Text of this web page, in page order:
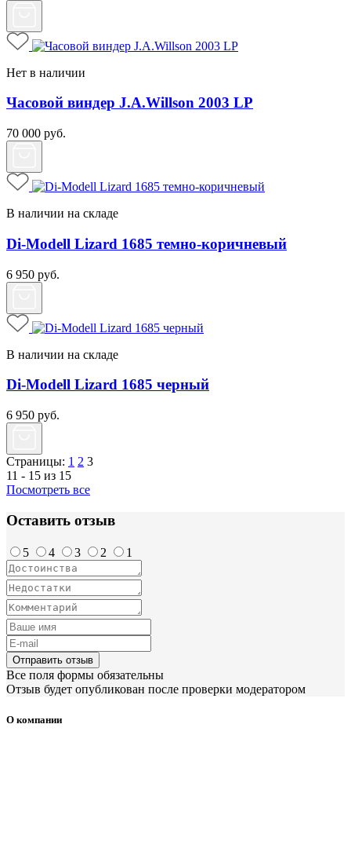
Нет в наличии
Часовой виндер J.A.Willson 2003 LP
70 000 руб.
В наличии на складе
Di-Modell Lizard 1685 темно-коричневый
6 950 руб.
В наличии на складе
Di-Modell Lizard 1685 черный
6 950 руб.
Страницы: 1 2 3
11 - 15 из 15
Посмотреть все
Оставить отзыв
5 4 3 2 1
Отправить отзыв
Все поля формы обязательны
Отзыв будет опубликован после проверки модератором
О компании